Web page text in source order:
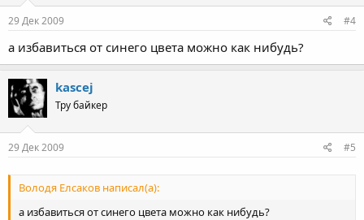
29 Дек 2009 #4
а избавиться от синего цвета можно как нибудь?
kascej
Тру байкер
29 Дек 2009 #5
Володя Елсаков написал(а):
а избавиться от синего цвета можно как нибудь?